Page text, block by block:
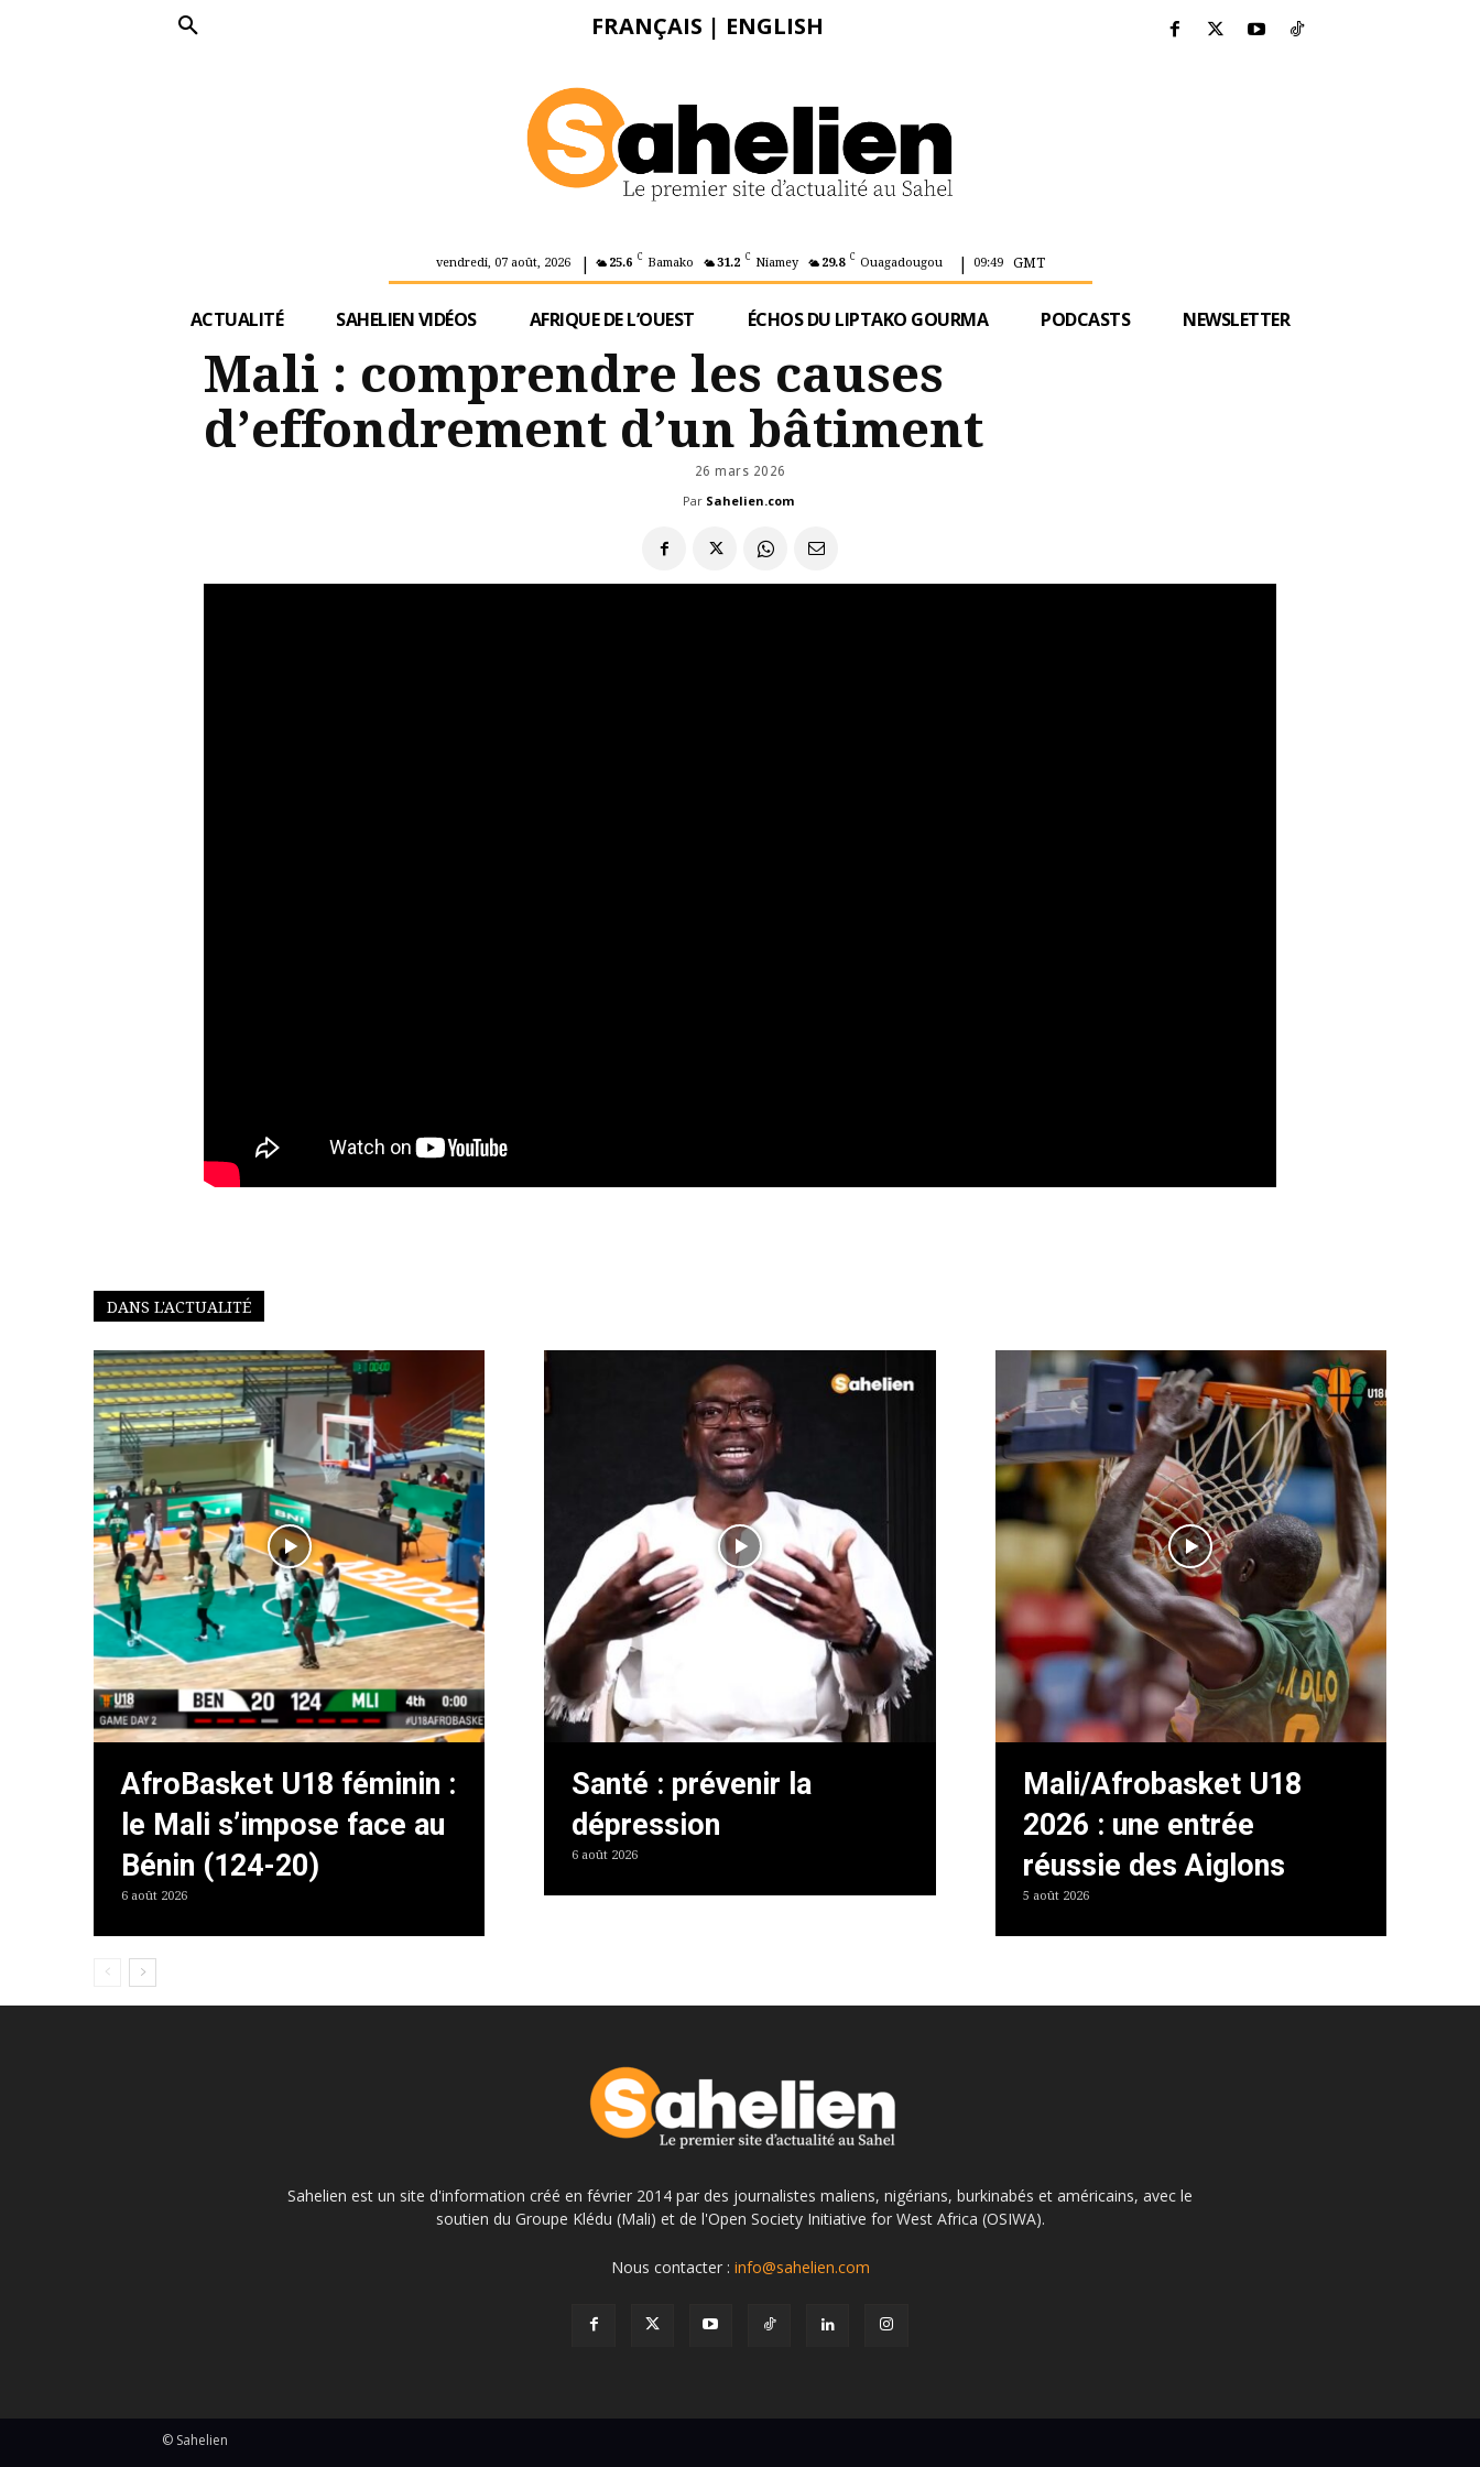
FRANÇAIS | ENGLISH
vendredi, 07 août, 2026 | 25.6 C Bamako 31.2 C Niamey 29.8 C Ouagadougou | 09:49 GMT
ACTUALITÉ SAHELIEN VIDÉOS AFRIQUE DE L’OUEST ÉCHOS DU LIPTAKO GOURMA PODCASTS NEWSLETTER
Mali : comprendre les causes
d’effondrement d’un bâtiment
26 mars 2026
Par Sahelien.com
DANS L'ACTUALITÉ
AfroBasket U18 féminin :
le Mali s’impose face au
Bénin (124-20)
6 août 2026
Santé : prévenir la
dépression
6 août 2026
Mali/Afrobasket U18
2026 : une entrée
réussie des Aiglons
5 août 2026
Sahelien est un site d'information créé en février 2014 par des journalistes maliens, nigérians, burkinabés et américains, avec le
soutien du Groupe Klédu (Mali) et de l'Open Society Initiative for West Africa (OSIWA).
Nous contacter : info@sahelien.com
© Sahelien